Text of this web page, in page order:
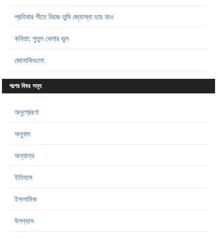
প্রতিবার শীতে ভিজে তুমি জ্যোস্না হয়ে যাও
কবিতা: পুতুল খেলার ভুল
জোনাকিগুলো
গল্পের বিষয় সমূহ
অনুপ্রেরণা
অনুবাদ
অন্যান্য
ইতিহাস
ইসলামিক
উপন্যাস